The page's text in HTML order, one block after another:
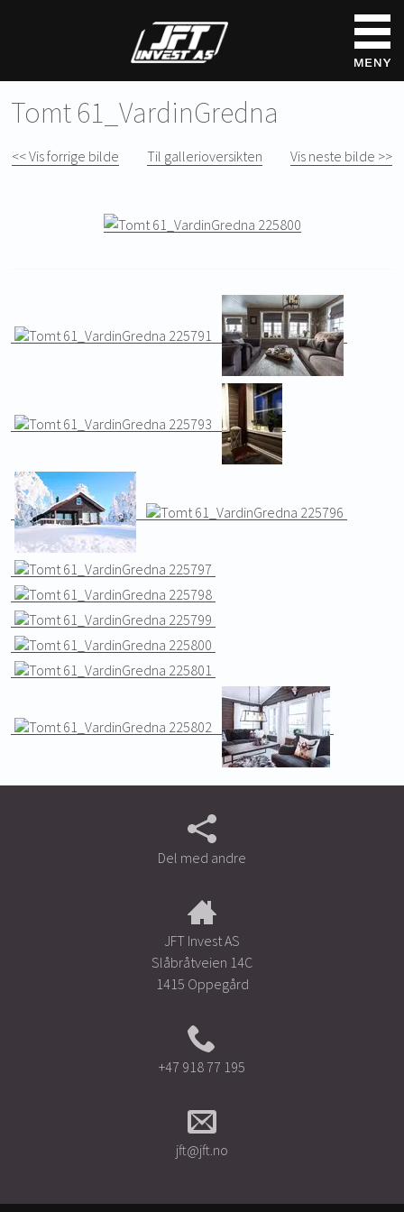
Tomt 61_VardinGredna
<< Vis forrige bilde Til gallerioversikten Vis neste bilde >>
Del med andre
JFT Invest AS
Slåbråtveien 14C
1415 Oppegård
+47 918 77 195
jft@jft.no